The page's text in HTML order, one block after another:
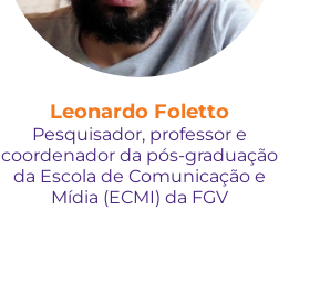
Leonardo Foletto
Pesquisador, professor e
coordenador da pós-graduação
da Escola de Comunicação e
Mídia (ECMI) da FGV